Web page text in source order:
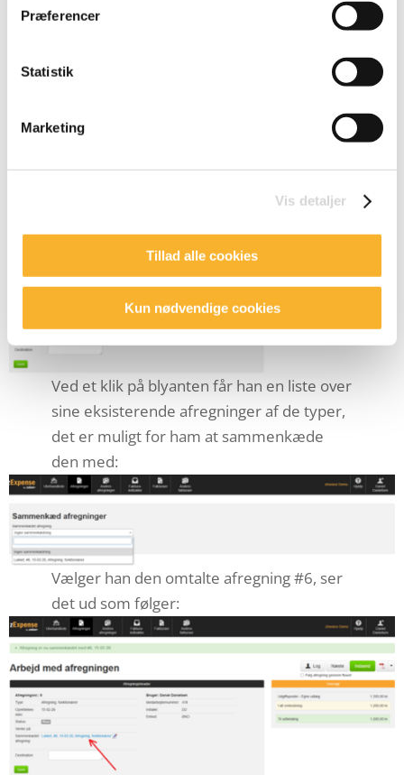
Præferencer
Statistik
Marketing
Vis detaljer
Tillad alle cookies
Kun nødvendige cookies
havde en udgift mere, som ret beset
han imidlertid ikke kan rulle tilbage
nye udgiftspost, får han denne mulighed:
Ved et klik på blyanten får han en liste over
sine eksisterende afregninger af de typer,
det er muligt for ham at sammenkæde
den med:
Vælger han den omtalte afregning #6, ser
det ud som følger: